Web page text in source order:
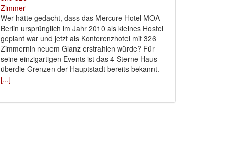
Wer hätte gedacht, dass das Mercure Hotel MOA
Berlin ursprünglich im Jahr 2010 als kleines Hostel
geplant war und jetzt als Konferenzhotel mit 326
Zimmernin neuem Glanz erstrahlen würde? Für
seine einzigartigen Events ist das 4-Sterne Haus
überdie Grenzen der Hauptstadt bereits bekannt.
[...]